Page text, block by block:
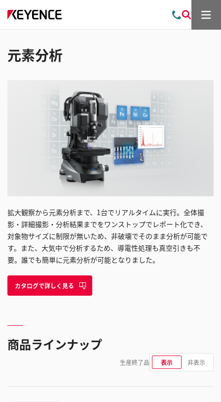
問 索
メ
元素分析
拡大観察から元素分析まで、1台でリアルタイムに実行。全体撮
影・詳細撮影・分析結果までをワンストップでレポート化でき、
対象物サイズに制限が無いため、非破壊でそのまま分析が可能で
す。また、大気中で分析するため、導電性処理も真空引きも不
要。誰でも簡単に元素分析が可能となりました。
カタログで詳しく見る
商品ラインナップ
生産終了品 表示 非表示